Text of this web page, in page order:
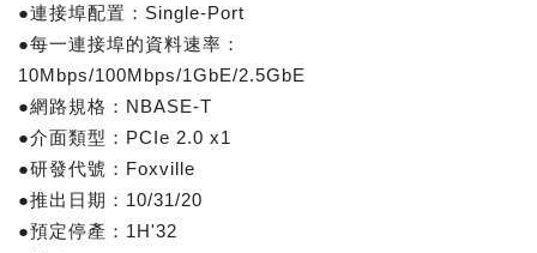
●連接埠配置：Single-Port
●每一連接埠的資料速率：
10Mbps/100Mbps/1GbE/2.5GbE
●網路規格：NBASE-T
●介面類型：PCIe 2.0 x1
●研發代號：Foxville
●推出日期：10/31/20
●預定停產：1H'32